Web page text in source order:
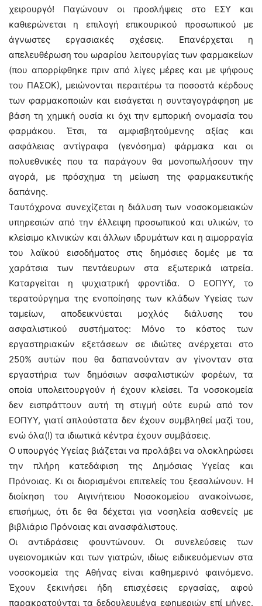
χειρουργό! Παγώνουν οι προσλήψεις στο ΕΣΥ και
καθιερώνεται η επιλογή επικουρικού προσωπικού με
άγνωστες εργασιακές σχέσεις. Επανέρχεται η
απελευθέρωση του ωραρίου λειτουργίας των φαρμακείων
(που απορρίφθηκε πριν από λίγες μέρες και με ψήφους
του ΠΑΣΟΚ), μειώνονται περαιτέρω τα ποσοστά κέρδους
των φαρμακοποιών και εισάγεται η συνταγογράφηση με
βάση τη χημική ουσία κι όχι την εμπορική ονομασία του
φαρμάκου. Έτσι, τα αμφισβητούμενης αξίας και
ασφάλειας αντίγραφα (γενόσημα) φάρμακα και οι
πολυεθνικές που τα παράγουν θα μονοπωλήσουν την
αγορά, με πρόσχημα τη μείωση της φαρμακευτικής
δαπάνης.
Ταυτόχρονα συνεχίζεται η διάλυση των νοσοκομειακών
υπηρεσιών από την έλλειψη προσωπικού και υλικών, το
κλείσιμο κλινικών και άλλων ιδρυμάτων και η αιμορραγία
του λαϊκού εισοδήματος στις δημόσιες δομές με τα
χαράτσια των πεντάευρων στα εξωτερικά ιατρεία.
Καταργείται η ψυχιατρική φροντίδα. Ο ΕΟΠΥΥ, το
τερατούργημα της ενοποίησης των κλάδων Υγείας των
ταμείων, αποδεικνύεται μοχλός διάλυσης του
ασφαλιστικού συστήματος: Μόνο το κόστος των
εργαστηριακών εξετάσεων σε ιδιώτες ανέρχεται στο
250% αυτών που θα δαπανούνταν αν γίνονταν στα
εργαστήρια των δημόσιων ασφαλιστικών φορέων, τα
οποία υπολειτουργούν ή έχουν κλείσει. Τα νοσοκομεία
δεν εισπράττουν αυτή τη στιγμή ούτε ευρώ από τον
ΕΟΠΥΥ, γιατί απλούστατα δεν έχουν συμβληθεί μαζί του,
ενώ όλα(!) τα ιδιωτικά κέντρα έχουν συμβάσεις.
Ο υπουργός Υγείας βιάζεται να προλάβει να ολοκληρώσει
την πλήρη κατεδάφιση της Δημόσιας Υγείας και
Πρόνοιας. Κι οι διορισμένοι επιτελείς του ξεσαλώνουν. Η
διοίκηση του Αιγινήτειου Νοσοκομείου ανακοίνωσε,
επισήμως, ότι δε θα δέχεται για νοσηλεία ασθενείς με
βιβλιάριο Πρόνοιας και ανασφάλιστους.
Οι αντιδράσεις φουντώνουν. Οι συνελεύσεις των
υγειονομικών και των γιατρών, ιδίως ειδικευόμενων στα
νοσοκομεία της Αθήνας είναι καθημερινό φαινόμενο.
Έχουν ξεκινήσει ήδη επισχέσεις εργασίας, αφού
παρακρατούνται τα δεδουλευμένα εφημεριών επί μήνες.